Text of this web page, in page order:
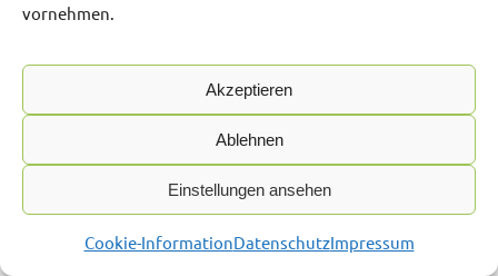
vornehmen.
Akzeptieren
Ablehnen
Einstellungen ansehen
Cookie-InformationDatenschutzImpressum
© 2026 | Mark Wohnungsgesellschaft mbH